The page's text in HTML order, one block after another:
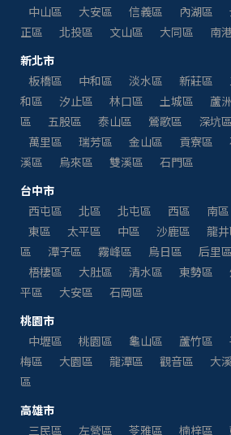
中山區
大安區 信義區 內湖區
正區
北投區 文山區 大同區 南
新北市
板橋區
中和區 淡水區 新莊區
和區
汐止區 林口區 土城區 蘆
區
五股區 泰山區 鶯歌區 深坑區
萬里區
瑞芳區 金山區 貢寮區
溪區
烏來區 雙溪區
石門區
台中市
西屯區
北區 北屯區 西區 南區
東區
太平區 中區 沙鹿區 龍
區
潭子區 霧峰區 烏日區 后里區
梧棲區
大肚區 清水區 東勢區
平區
大安區
石岡區
桃園市
中壢區
桃園區 龜山區 蘆竹區
梅區
大園區 龍潭區 觀音區 大
區
高雄市
三民區
左營區 苓雅區 楠梓區